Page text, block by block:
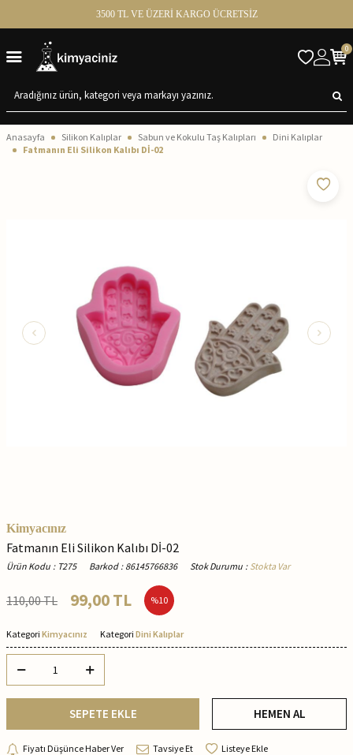
3500 TL VE ÜZERİ KARGO ÜCRETSİZ
0
Anasayfa Silikon Kalıplar Sabun ve Kokulu Taş Kalıpları
Dini Kalıplar
Fatmanın Eli Silikon Kalıbı Dİ-02
Kimyacınız
Fatmanın Eli Silikon Kalıbı Dİ-02
Ürün Kodu : T275 Barkod : 86145766836 Stok Durumu : Stokta Var
110,00TL 99,00TL %10
Kategori Kimyacınız Kategori Dini Kalıplar
SEPETE EKLE HEMEN AL
Fiyatı Düşünce Haber Ver Tavsiye Et Listeye Ekle